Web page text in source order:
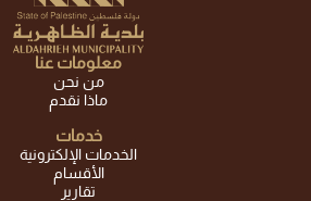
معلومات عنا
من نحن
ماذا نقدم
خدمات
الخدمات الإلكترونية
الأقسام
تقارير